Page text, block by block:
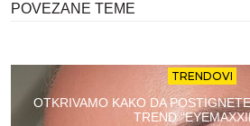
POVEZANE TEME
TRENDOVI
OTKRIVAMO KAKO DA
TREND